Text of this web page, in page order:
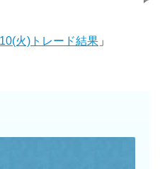
火)トレード結果 」